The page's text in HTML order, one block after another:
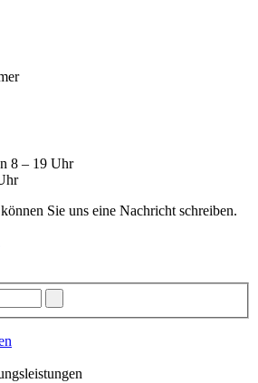
8 – 19 Uhr
Sie uns eine Nachricht schreiben.